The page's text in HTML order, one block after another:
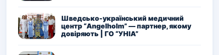
Шведсько-український медичний
центр “Angelholm” — партнер, якому
довіряють | ГО “УНІА”